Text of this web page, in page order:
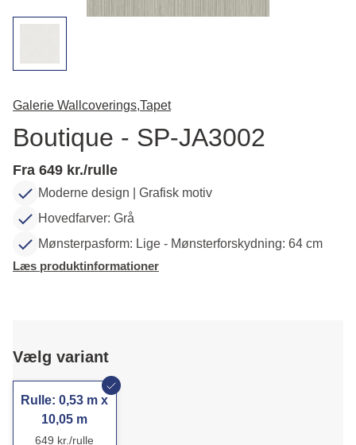
Galerie Wallcoverings,Tapet
Boutique - SP-JA3002
Fra 649 kr./rulle
Moderne design | Grafisk motiv
Hovedfarver: Grå
Mønsterpasform: Lige - Mønsterforskydning: 64 cm
Læs produktinformationer
Vælg variant
Rulle: 0,53 m x
10,05 m
649 kr./rulle